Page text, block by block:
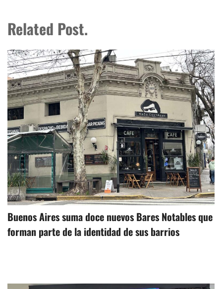
Related Post.
Buenos Aires suma doce nuevos Bares Notables que
forman parte de la identidad de sus barrios